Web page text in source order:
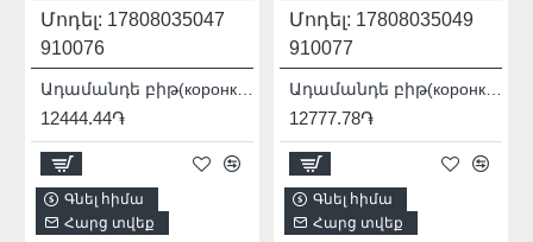
Մոդել: 17808035047
910076
12444.44֏
Գնել հիմա
Հարց տվեք
Մոդել: 17808035049
910077
12777.78֏
Գնել հիմա
Հարց տվեք